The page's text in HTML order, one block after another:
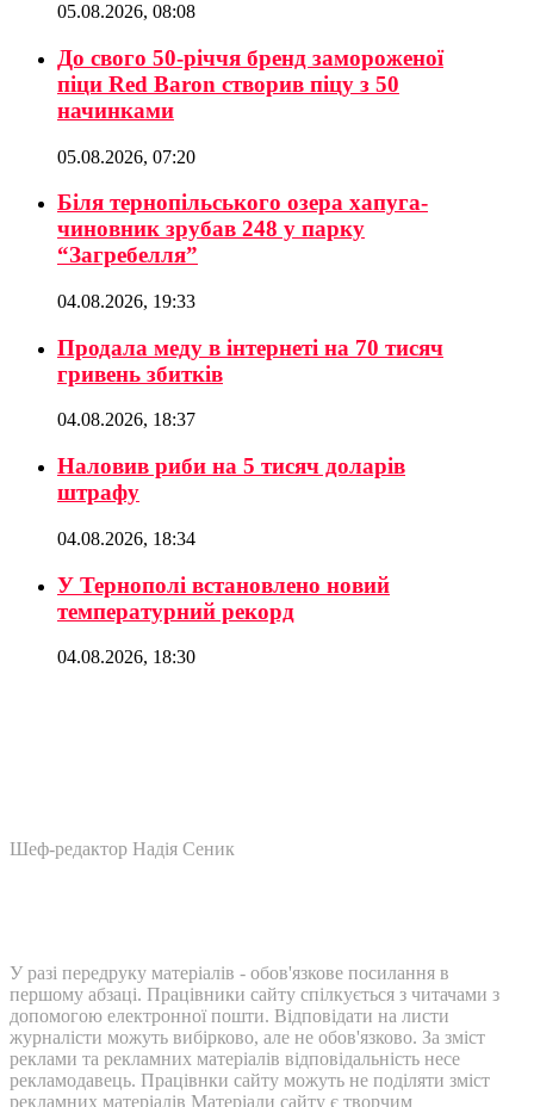
05.08.2026, 08:08
До свого 50-річчя бренд замороженої
піци Red Baron створив піцу з 50
начинками
05.08.2026, 07:20
Біля тернопільського озера хапуга-
чиновник зрубав 248 у парку
“Загребелля”
04.08.2026, 19:33
Продала меду в інтернеті на 70 тисяч
гривень збитків
04.08.2026, 18:37
Наловив риби на 5 тисяч доларів
штрафу
04.08.2026, 18:34
У Тернополі встановлено новий
температурний рекорд
04.08.2026, 18:30
Шеф-редактор Надія Сеник
У разі передруку матеріалів - обов'язкове посилання в
першому абзаці. Працівники сайту спілкується з читачами з
допомогою електронної пошти. Відповідати на листи
журналісти можуть вибірково, але не обов'язково. За зміст
реклами та рекламних матеріалів відповідальність несе
рекламодавець. Працівнки сайту можуть не поділяти зміст
рекламних матеріалів Матеріали сайту є творчим